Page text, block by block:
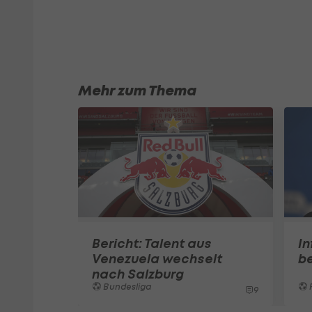
Mehr zum Thema
Bericht: Talent aus
Venezuela wechselt
nach Salzburg
Bundesliga 9